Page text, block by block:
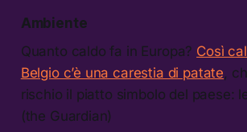
Ambiente
Quanto caldo fa in Europa? Così
Belgio c’è una carestia di patate ,
rischio il piatto simbolo del paese:
(the Guardian)